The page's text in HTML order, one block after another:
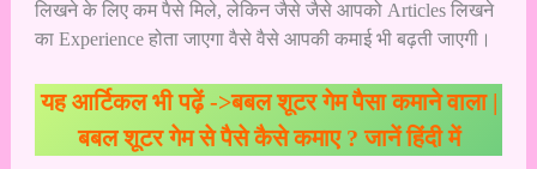
लिखने के लिए कम पैसे मिले, लेकिन जैसे जैसे आपको Articles लिखने
का Experience होता जाएगा वैसे वैसे आपकी कमाई भी बढ़ती जाएगी।
यह आर्टिकल भी पढ़ें ->बबल शूटर गेम पैसा कमाने वाला |
बबल शूटर गेम से पैसे कैसे कमाए ? जानें हिंदी में